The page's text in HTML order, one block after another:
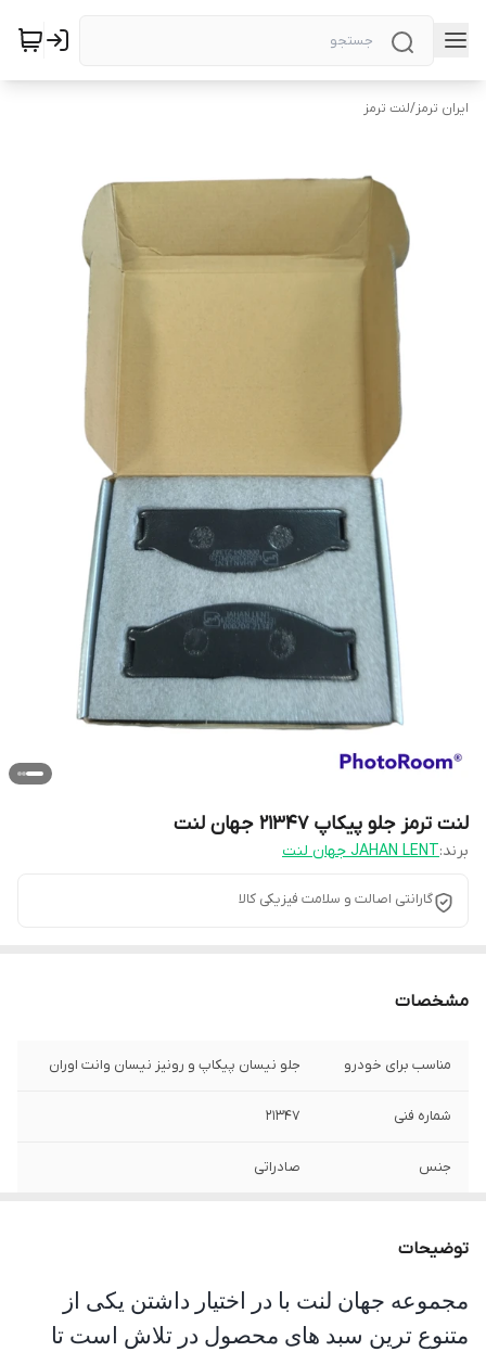
ایران ترمز/لنت ترمز
لنت ترمز جلو پیکاپ 21347 جهان لنت
برند:JAHAN LENT جهان لنت
گارانتی اصالت و سلامت فیزیکی کالا
مشخصات
مناسب برای خودرو جلو نيسان پيکاپ و رونيز نيسان وانت اوران
شماره فنی 21347
جنس صادراتی
توضیحات
مجموعه جهان لنت با در اختیار داشتن یکی از
متنوع ترین سبد های محصول در تلاش است تا